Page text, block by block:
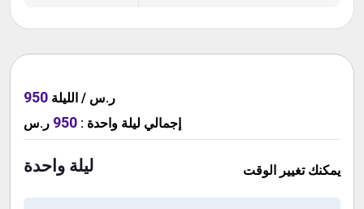
950 ر.س / الليلة
إجمالي ليلة واحدة :
950 ر.س
ليلة واحدة يمكنك تغيير الوقت